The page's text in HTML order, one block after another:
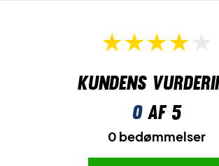
Kundens
0af 5
0 bedømmelser